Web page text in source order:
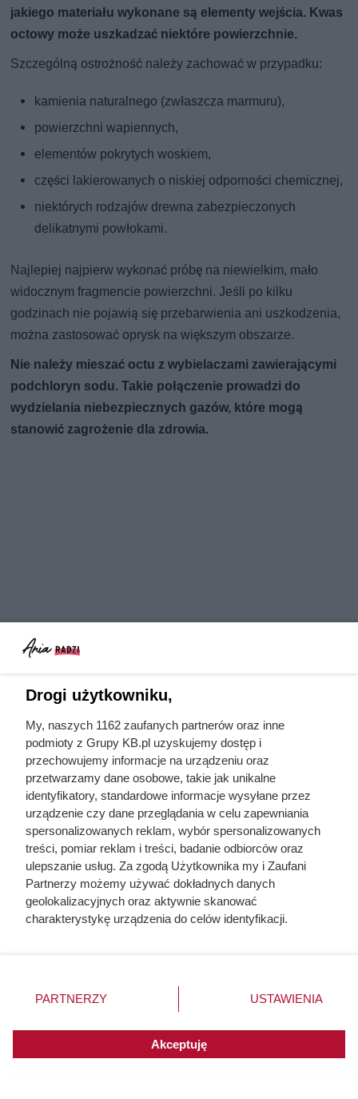
jakiego materiału wykonane są elementy wejścia. Kwas
octowy może uszkadzać niektóre powierzchnie.
Szczególną ostrożność należy zachować w przypadku:
kamienia naturalnego (zwłaszcza marmuru),
powierzchni wapiennych,
elementów pokrytych woskiem,
części lakierowanych o niskiej odporności chemicznej,
niektórych rodzajów drewna zabezpieczonych
delikatnymi powłokami.
Najlepiej najpierw wykonać próbę na niewielkim, mało
widocznym fragmencie powierzchni. Jeśli po kilku
godzinach nie pojawią się przebarwienia ani uszkodzenia,
można zastosować oprysk na większym obszarze.
Nie należy mieszać octu z wybielaczami zawierającymi
podchloryn sodu. Takie połączenie prowadzi do
wydzielania niebezpiecznych gazów, które mogą
stanowić zagrożenie dla zdrowia.
Sam ocet nie wystarczy!
czystości przy wejściu do domu. Warunki sprzyjające
Drogi użytkowniku,
My, naszych 1162 zaufanych partnerów oraz inne
podmioty z Grupy KB.pl uzyskujemy dostęp i
przechowujemy informacje na urządzeniu oraz
przetwarzamy dane osobowe, takie jak unikalne
identyfikatory, standardowe informacje wysyłane przez
urządzenie czy dane przeglądania w celu zapewniania
spersonalizowanych reklam, wybór spersonalizowanych
treści, pomiar reklam i treści, badanie odbiorców oraz
ulepszanie usług. Za zgodą Użytkownika my i Zaufani
Partnerzy możemy używać dokładnych danych
geolokalizacyjnych oraz aktywnie skanować
charakterystykę urządzenia do celów identyfikacji.
zmienić/wycofać klikając przycisk ustawień prywatności
znajdujący się w lewym dolnym rogu strony. Niektóre
użytkownika, ale masz prawo sprzeciwić się takiemu
przetwarzaniu. Preferencje będą miały zastosowania do
PARTNERZY USTAWIENIA
Akceptuję